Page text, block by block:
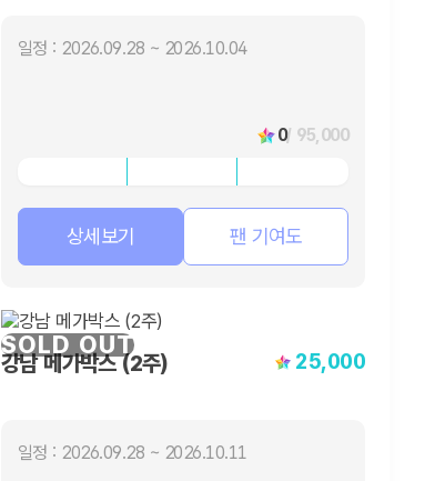
일정 : 2026.09.28 ~ 2026.10.04
0/ 95,000
상세보기 팬 기여도
SOLD OUT
강남 메가박스 (2주) 25,000
일정 : 2026.09.28 ~ 2026.10.11